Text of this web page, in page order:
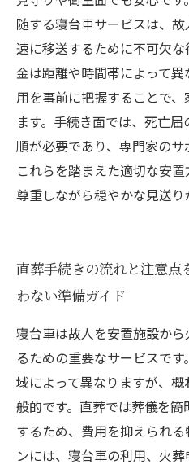
随する寝台車サービスは、
速に移送するために不可欠
金は距離や時間帯によって
用を事前に把握することで
ます。手続き面では、死亡
順が必要であり、専門家のサ
これらを踏まえた適切な安
尊重しながら穏やかな見送り
直葬手続きの流れと注意
わない準備ガイド
寝台車は故人を安置施設か
るための重要なサービスで
域によって異なりますが、
般的です。直葬では葬儀を
するため、費用を抑えられ
ンには、寝台車の利用、火